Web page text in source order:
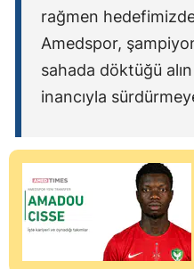
rağmen
Amedspor,
sahada döktüğü
inancıyla